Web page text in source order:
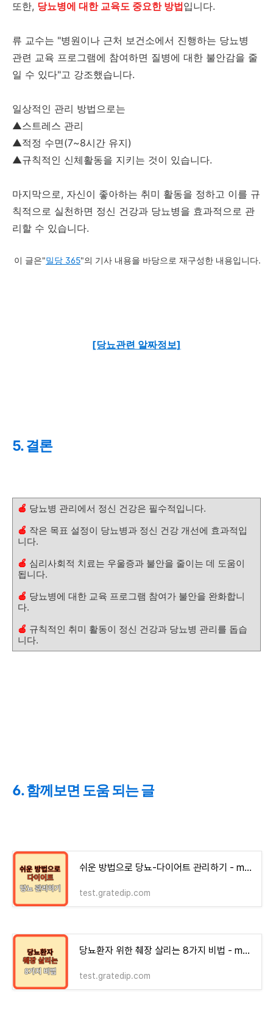
또한, 당뇨병에 대한 교육도 중요한 방법입니다.
류 교수는 "병원이나 근처 보건소에서 진행하는 당뇨병
관련 교육 프로그램에 참여하면 질병에 대한 불안감을 줄
일 수 있다"고 강조했습니다.
일상적인 관리 방법으로는
▲스트레스 관리
▲적정 수면(7~8시간 유지)
▲규칙적인 신체활동을 지키는 것이 있습니다.
마지막으로, 자신이 좋아하는 취미 활동을 정하고 이를 규
칙적으로 실천하면 정신 건강과 당뇨병을 효과적으로 관
리할 수 있습니다.
이 글은"밀당 365"의 기사 내용을 바당으로 재구성한 내용입니다.
[당뇨관련 알짜정보]
5. 결론
🍎 당뇨병 관리에서 정신 건강은 필수적입니다.
🍎 작은 목표 설정이 당뇨병과 정신 건강 개선에 효과적입
니다.
🍎 심리사회적 치료는 우울증과 불안을 줄이는 데 도움이
됩니다.
🍎 당뇨병에 대한 교육 프로그램 참여가 불안을 완화합니
다.
🍎 규칙적인 취미 활동이 정신 건강과 당뇨병 관리를 돕습
니다.
6. 함께보면 도움 되는 글
쉬운 방법으로 당뇨-다이어트 관리하기 - money-health
test.gratedip.com
당뇨환자 위한 췌장 살리는 8가지 비법 - money-health
test.gratedip.com